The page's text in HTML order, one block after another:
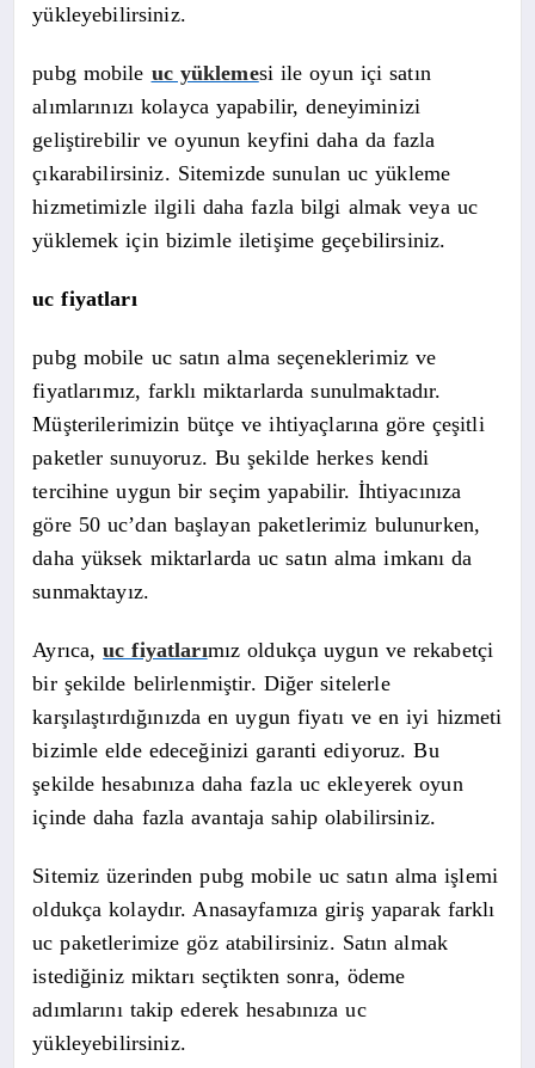
yükleyebilirsiniz.
pubg mobile uc yüklemesi ile oyun içi satın
alımlarınızı kolayca yapabilir, deneyiminizi
geliştirebilir ve oyunun keyfini daha da fazla
çıkarabilirsiniz. Sitemizde sunulan uc yükleme
hizmetimizle ilgili daha fazla bilgi almak veya uc
yüklemek için bizimle iletişime geçebilirsiniz.
uc fiyatları
pubg mobile uc satın alma seçeneklerimiz ve
fiyatlarımız, farklı miktarlarda sunulmaktadır.
Müşterilerimizin bütçe ve ihtiyaçlarına göre çeşitli
paketler sunuyoruz. Bu şekilde herkes kendi
tercihine uygun bir seçim yapabilir. İhtiyacınıza
göre 50 uc’dan başlayan paketlerimiz bulunurken,
daha yüksek miktarlarda uc satın alma imkanı da
sunmaktayız.
Ayrıca,uc fiyatlarımız oldukça uygun ve rekabetçi
bir şekilde belirlenmiştir. Diğer sitelerle
karşılaştırdığınızda en uygun fiyatı ve en iyi hizmeti
bizimle elde edeceğinizi garanti ediyoruz. Bu
şekilde hesabınıza daha fazla uc ekleyerek oyun
içinde daha fazla avantaja sahip olabilirsiniz.
Sitemiz üzerinden pubg mobile uc satın alma işlemi
oldukça kolaydır. Anasayfamıza giriş yaparak farklı
uc paketlerimize göz atabilirsiniz. Satın almak
istediğiniz miktarı seçtikten sonra, ödeme
adımlarını takip ederek hesabınıza uc
yükleyebilirsiniz.